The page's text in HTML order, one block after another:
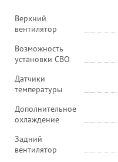
Верхний
вентилятор
Возможность
установки СВО
Датчики
температуры
Дополнительное
охлаждение
Задний
вентилятор